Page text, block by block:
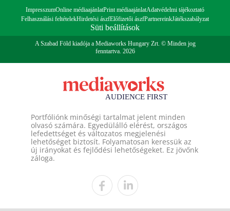
ImpresszumOnline médiaajánlatPrint médiaajánlatAdatvédelmi tájékoztató
Felhasználási feltételekHirdetési ászfElőfizetői ászfPartnereinkJátékszabályzat
Süti beállítások
A Szabad Föld kiadója a Mediaworks Hungary Zrt. © Minden jog
fenntartva. 2026
Portfóliónk minőségi tartalmat jelent minden
olvasó számára. Egyedülálló elérést, országos
lefedettséget és változatos megjelenési
lehetőséget biztosít. Folyamatosan keressük az
új irányokat és fejlődési lehetőségeket. Ez jövőnk
záloga.